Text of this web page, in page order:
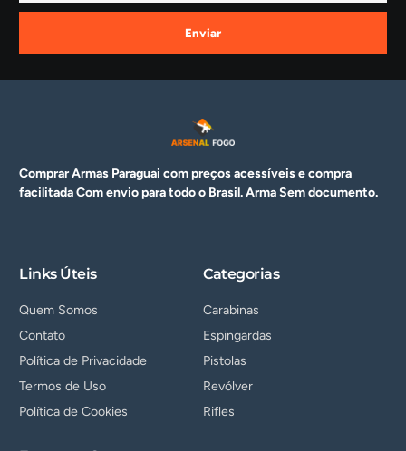
Enviar
Comprar Armas Paraguai com preços acessíveis e compra
facilitada Com envio para todo o Brasil. ArmaSem documento.
Links Úteis
Quem Somos
Contato
Política de Privacidade
Termos de Uso
Política de Cookies
Categorias
Carabinas
Espingardas
Pistolas
Revólver
Rifles